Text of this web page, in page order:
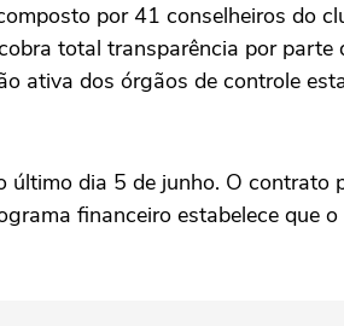
por 41 conselheiros do
total transparência por parte
ativa dos órgãos de controle
dia 5 de junho. O contrato
financeiro estabelece que